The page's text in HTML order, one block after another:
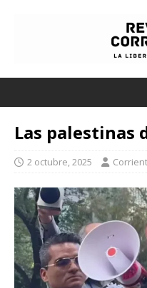
Las palestinas
2 octubre, 2025